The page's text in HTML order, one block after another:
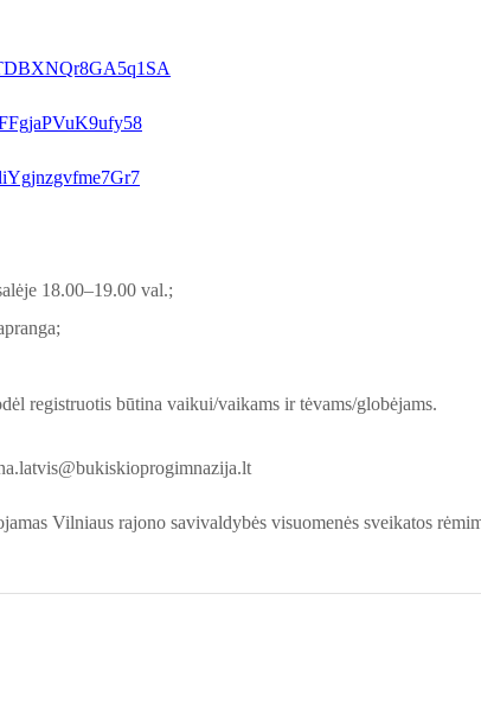
18.00–19.00 val.;
registruotis būtina vaikui/vaikams ir tėvams/globėjams.
Vilniaus rajono savivaldybės visuomenės sveikatos